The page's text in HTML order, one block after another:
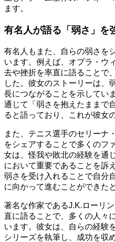
ます。
有名人が語る「弱さ」を
有名人もまた、自らの弱さを
います。例えば、オプラ・ウ
去や挫折を率直に語ることで
した。彼女のストーリーは、
長につながることを示してい
通じて「弱さを抱えたままで
ると語っており、これが彼女
また、テニス選手のセリーナ
をシェアすることで多くのフ
女は、怪我や敗北の経験を通
において重要であることを訴
弱さを受け入れることで自分
に向かって進むことができた
著名な作家であるJ.K.ローリ
直に語ることで、多くの人々
います。彼女は、自らの経験
シリーズを執筆し、成功を収